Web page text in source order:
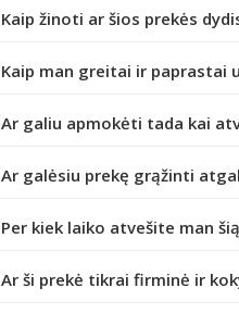
Kaip žinoti ar šios prekės
Kaip man greitai ir paprastai
Ar galiu apmokėti tada kai
Ar galėsiu prekę grąžinti
Per kiek laiko atvešite man
Ar ši prekė tikrai firminė ir